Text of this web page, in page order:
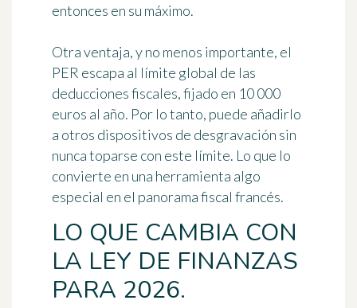
entonces en su máximo.
Otra ventaja, y no menos importante, el
PER escapa al límite global de las
deducciones fiscales, fijado en 10 000
euros al año. Por lo tanto, puede añadirlo
a otros dispositivos de desgravación sin
nunca toparse con este límite. Lo que lo
convierte en una herramienta algo
especial en el panorama fiscal francés.
LO QUE CAMBIA CON
LA LEY DE FINANZAS
PARA 2026.